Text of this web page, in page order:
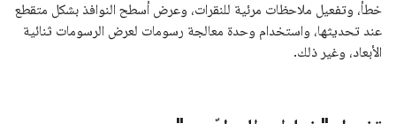
خطأ، وتفعيل ملاحظات مرئية للنقرات، وعرض أسطح النوافذ بشكل متقطع
عند تحديثها، واستخدام وحدة معالجة رسومات لعرض الرسومات ثنائية
الأبعاد، وغير ذلك.